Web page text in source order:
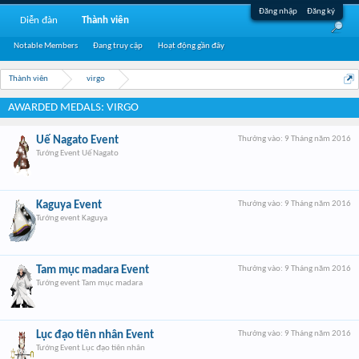
Đăng nhập Đăng ký
Thành viên virgo
AWARDED MEDALS: VIRGO
Thưởng vào: 9 Tháng năm 2016
Uế Nagato Event
Tướng Event Uế Nagato
Thưởng vào: 9 Tháng năm 2016
Kaguya Event
Tướng event Kaguya
Thưởng vào: 9 Tháng năm 2016
Tam mục madara Event
Tướng event Tam mục madara
Thưởng vào: 9 Tháng năm 2016
Lục đạo tiên nhân Event
Tướng Event Lục đạo tiên nhân
Diễn đàn Thành viên
Notable Members Đang truy cập Hoạt động gần đây